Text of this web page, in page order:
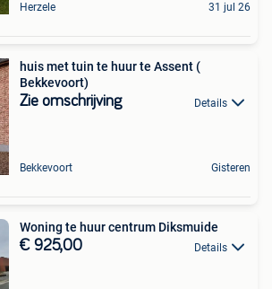
Herzele 31 jul 26
huis met tuin te huur te Assent (
Bekkevoort)
Zie omschrijving Details
Bekkevoort Gisteren
Woning te huur centrum Diksmuide
€ 925,00 Details